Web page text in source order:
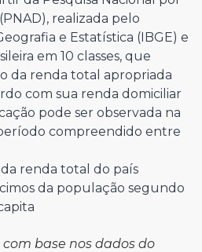
realizada pelo
e Estatística (IBGE) e
em 10 classes, que
da renda total apropriada
com sua renda domiciliar
pode ser observada na
compreendido entre
renda total do país
da população segundo
base nos dados do